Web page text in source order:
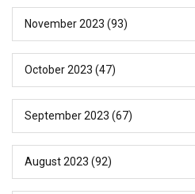
November 2023 (93)
October 2023 (47)
September 2023 (67)
August 2023 (92)